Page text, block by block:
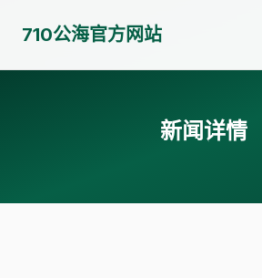
710公海官方网站
新闻详情